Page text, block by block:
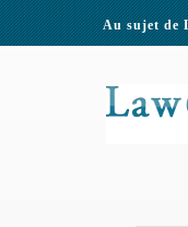
Au sujet de